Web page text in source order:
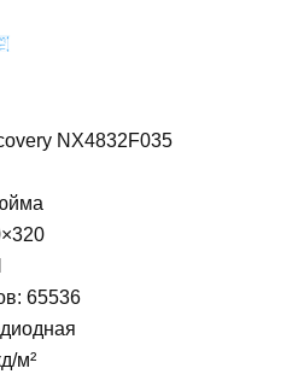
NX4832F035
65536
м²